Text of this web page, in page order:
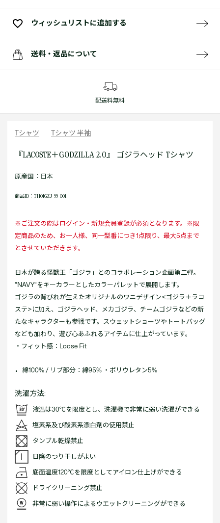
ウィッシュリストに追加する
送料・返品について
配送料無料
Tシャツ Tシャツ 半袖
『LACOSTE＋GODZILLA 2.0』 ゴジラヘッド Tシャツ
原産国：日本
商品ID：TH01GZJ-99-001
※ご注文の際はログイン・新規会員登録が必須となります。※限
定商品のため、お一人様、同一型番につき1点限り、最大5点まで
とさせていただきます。
日本が誇る怪獣王「ゴジラ」とのコラボレーション企画第二弾。
“NAVY”をキーカラーとしたカラーパレットで展開します。
ゴジラの背びれが生えたオリジナルのワニデザイン<ゴジラ＋ラコ
ステ>に加え、ゴジラヘッド、メカゴジラ、チームゴジラなどの新
たなキャラクターも参戦です。スウェットショーツやトートバッグ
なども加わり、遊び心あふれるアイテムに仕上がっています。
・フィット感：Loose Fit
綿100% / リブ部分：綿95% ・ポリウレタン5%
洗濯方法:
液温は30℃を限度とし、洗濯機で非常に弱い洗濯ができる
塩素系及び酸素系漂白剤の使用禁止
タンブル乾燥禁止
日陰のつり干しがよい
底面温度120℃を限度としてアイロン仕上げができる
ドライクリーニング禁止
非常に弱い操作によるウエットクリーニングができる